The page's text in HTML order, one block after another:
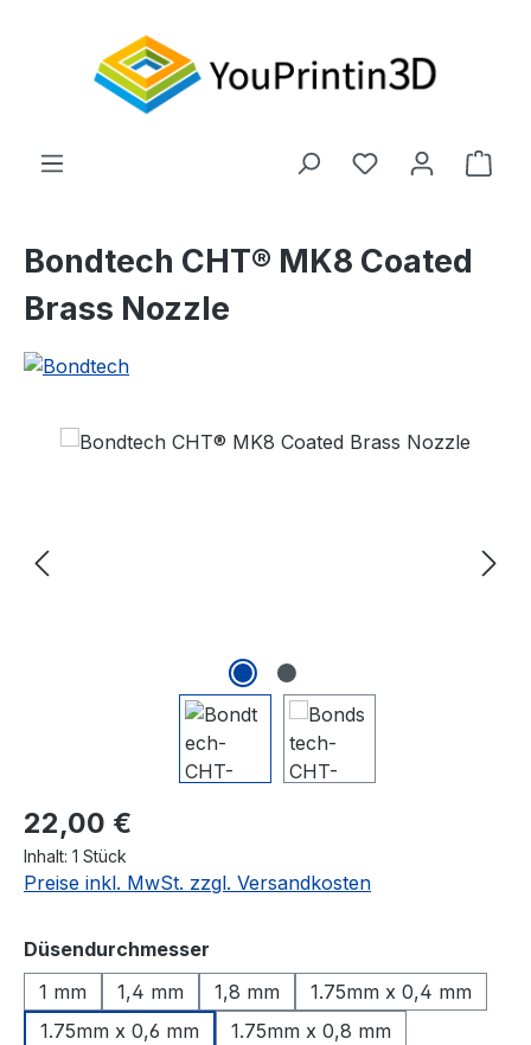
Du hast 0
Bondtech CHT® MK8 Coated
Brass Nozzle
Bildergalerie überspringen
Regulärer Preis:
22,00 €
Inhalt: 1 Stück
Preise inkl. MwSt. zzgl. Versandkosten
Düsendurchmesser
1 mm
1,4 mm 1,8 mm
1.75mm x 0,4 mm
1.75mm x 0,6 mm
1.75mm x 0,8 mm